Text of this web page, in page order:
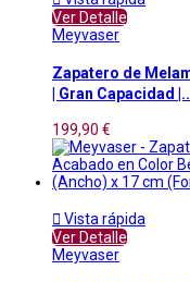
Ver Detalle
Meyvaser
Zapatero de
| Gran Capacidad
199,90 €
 Vista rápida
Ver Detalle
Meyvaser